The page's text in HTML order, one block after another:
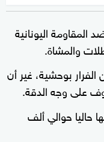
المقاومة اليونانية
بوحشية، غير أن
على وجه الدقة.
حاليا حوالي ألف